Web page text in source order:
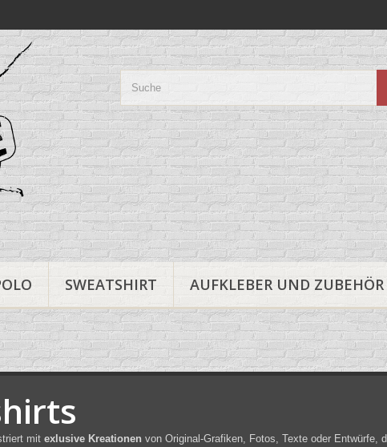
SWEATSHIRT AUFKLEBER UND ZUBEHÖR
mit exlusive Kreationen von Original-Grafiken, Fotos, Texte oder Entwürfe, d